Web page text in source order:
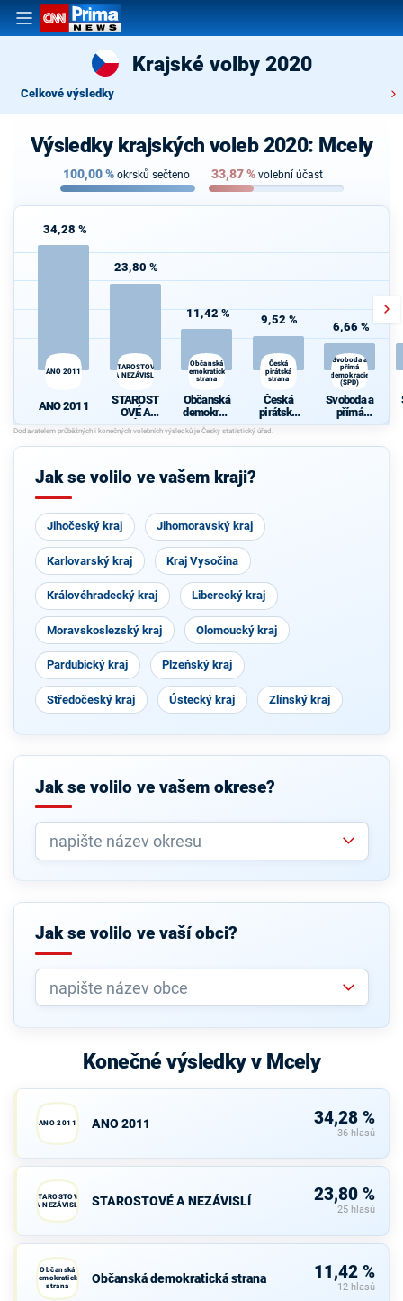
Krajské volby 2020
Celkové výsledky
Výsledky krajských voleb 2020: Mcely
100,00% okrsků sečteno 33,87% volební účast
34,28 %
ANO 2011
ANO 2011
23,80 %
STAROSTOVÉ
A NEZÁVISLÍ
STAROST
OVÉ A
NEZÁVISL
Í
11,42 %
Občanská
demokratická
strana
Občanská
demokrati
cká strana
9,52 %
Česká
pirátská
strana
Česká
pirátská
strana
6,66 %
Svoboda a
přímá
demokracie
(SPD)
Svoboda a
přímá
demokraci
Jak se volilo ve vašem kraji?
Jihočeský kraj Jihomoravský kraj
Karlovarský kraj Kraj Vysočina
Královéhradecký kraj Liberecký kraj
Moravskoslezský kraj Olomoucký kraj
Pardubický kraj Plzeňský kraj
Středočeský kraj Ústecký kraj Zlínský kraj
Jak se volilo ve vašem okrese?
Jak se volilo ve vaší obci?
Konečné výsledky v Mcely
ANO 2011 ANO 2011 34,28 %
36 hlasů
STAROSTOVÉ
A NEZÁVISLÍ
STAROSTOVÉ A NEZÁVISLÍ 23,80 %
25 hlasů
Občanská
demokratická
strana
Občanská demokratická strana 11,42 %
12 hlasů